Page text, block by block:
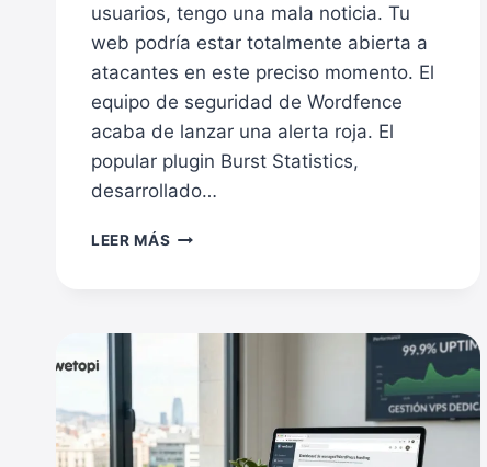
usuarios, tengo una mala noticia. Tu
web podría estar totalmente abierta a
atacantes en este preciso momento. El
equipo de seguridad de Wordfence
acaba de lanzar una alerta roja. El
popular plugin Burst Statistics,
desarrollado…
LEER MÁS ALERTA
9.8
SOBRE
10